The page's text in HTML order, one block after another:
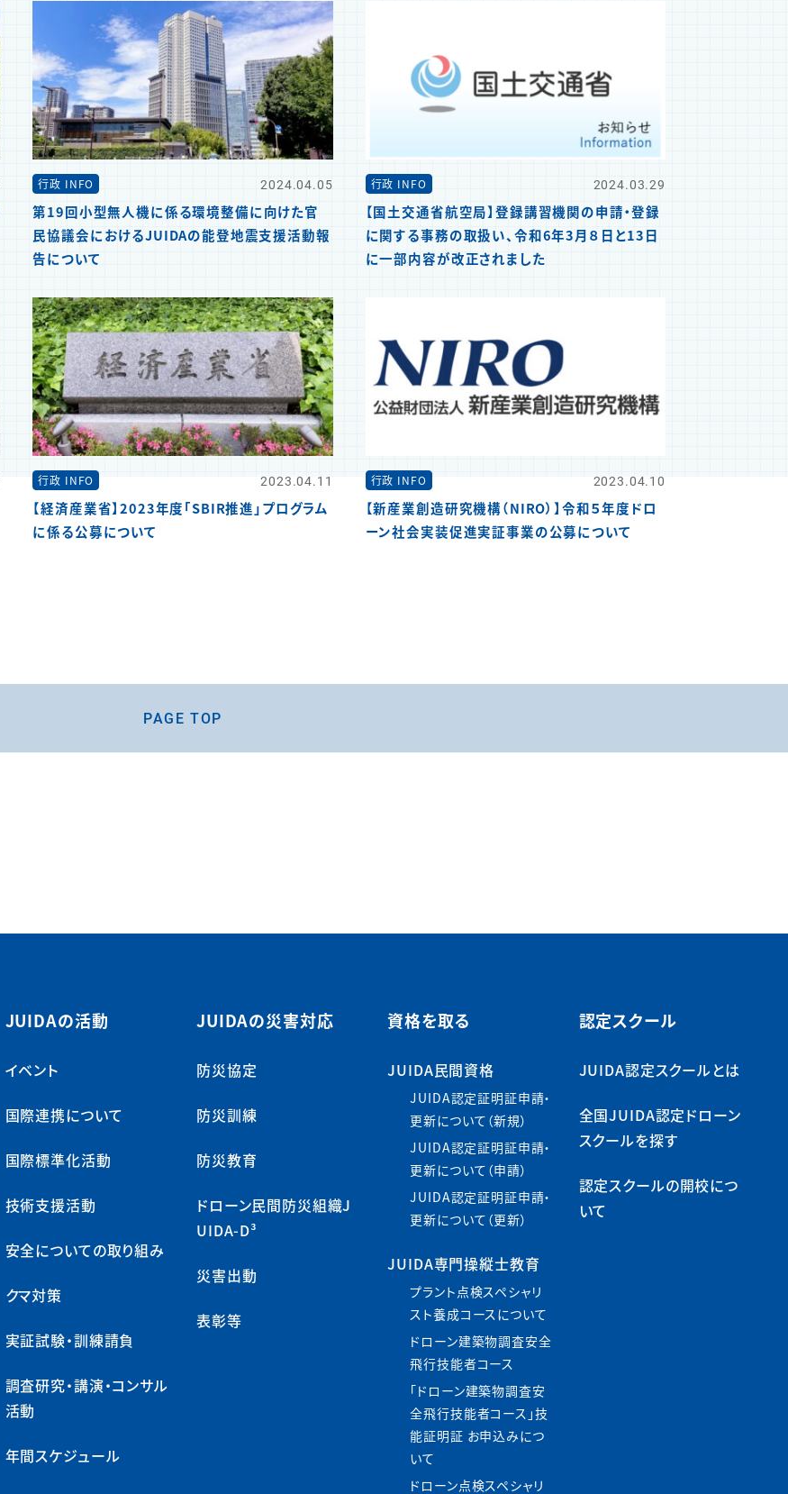
行政 INFO 2024.04.05
第19回小型無人機に係る環境整備に向けた官
民協議会におけるJUIDAの能登地震支援活動報
告について
行政 INFO 2024.03.29
【国土交通省航空局】登録講習機関の申請・登録
に関する事務の取扱い、令和6年3月８日と13日
に一部内容が改正されました
行政 INFO 2023.04.11
【経済産業省】2023年度「SBIR推進」プログラム
に係る公募について
行政 INFO 2023.04.10
【新産業創造研究機構（NIRO）】令和５年度ドロ
ーン社会実装促進実証事業の公募について
PAGE TOP
JUIDAの活動
イベント
国際連携について
国際標準化活動
技術支援活動
安全についての取り組み
クマ対策
実証試験・訓練請負
調査研究・講演・コンサル
活動
年間スケジュール
JUIDAの災害対応
防災協定
防災訓練
防災教育
ドローン民間防災組織J
UIDA-D³
災害出動
表彰等
資格を取る
JUIDA民間資格
JUIDA認定証明証申請・
更新について（新規）
JUIDA認定証明証申請・
更新について（申請）
JUIDA認定証明証申請・
更新について（更新）
JUIDA専門操縦士教育
プラント点検スペシャリ
スト養成コースについて
ドローン建築物調査安全
飛行技能者コース
「ドローン建築物調査安
全飛行技能者コース」技
能証明証 お申込みにつ
いて
ドローン点検スペシャリ
認定スクール
JUIDA認定スクールとは
全国JUIDA認定ドローン
スクールを探す
認定スクールの開校につ
いて